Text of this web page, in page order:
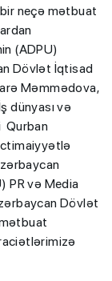
neçə mətbuat
(ADPU)
Dövlət İqtisad
Məmmədova,
dünyası və
Qurban
PR və Media
Dövlət